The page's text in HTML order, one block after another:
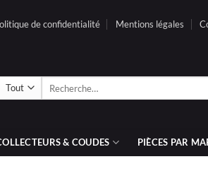
de confidentialité Mentions légales
Recherche
& COUDES PIÈCES PAR